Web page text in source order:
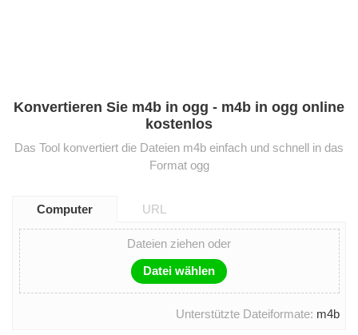
Konvertieren Sie m4b in ogg - m4b in ogg online
kostenlos
Das Tool konvertiert die Dateien m4b einfach und schnell in das
Format ogg
Computer URL
Dateien ziehen oder
Datei wählen
Unterstützte Dateiformate: m4b